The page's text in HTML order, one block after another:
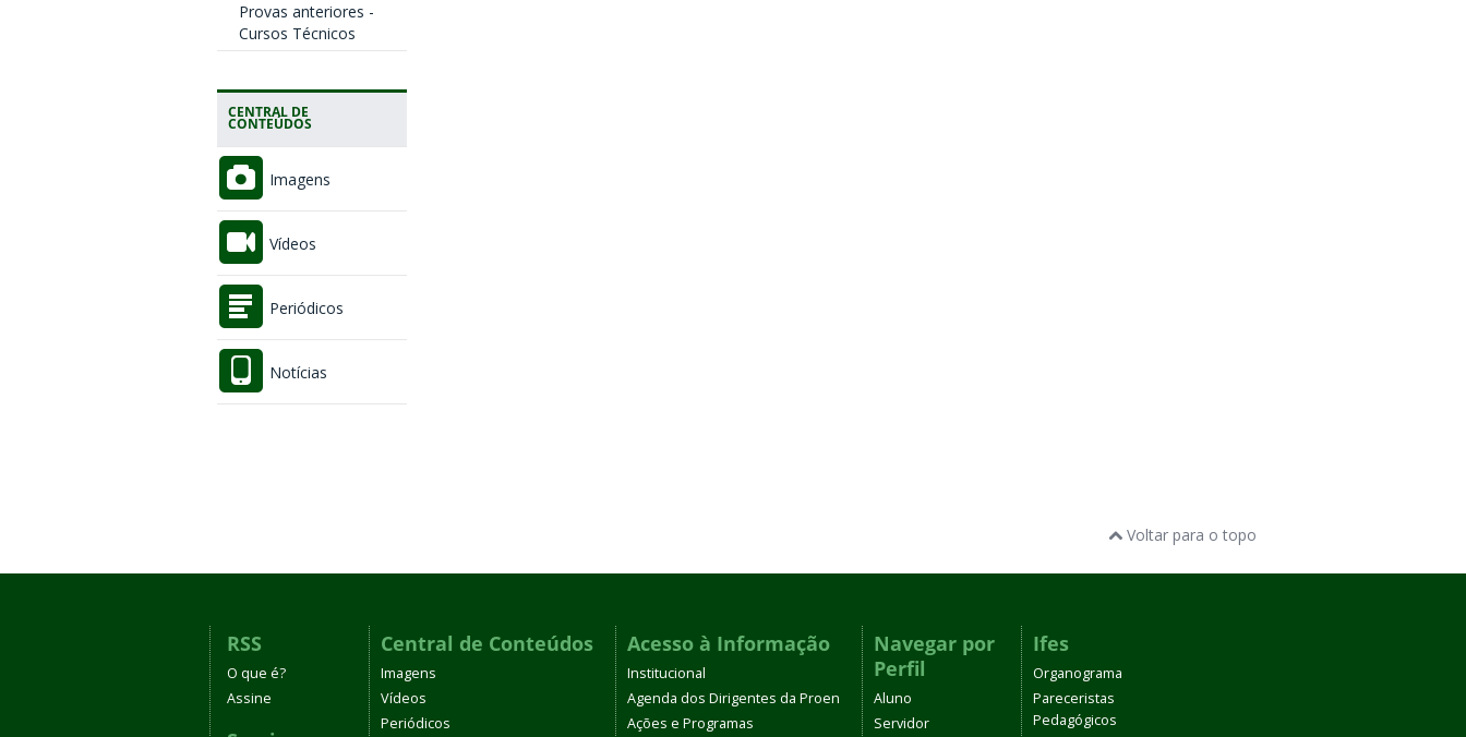
Provas anteriores -
Cursos Técnicos
CENTRAL DE
CONTEÚDOS
Imagens
Vídeos
Periódicos
Notícias
Voltar para o topo
RSS
O que é?
Assine
Central de Conteúdos
Imagens
Vídeos
Periódicos
Acesso à Informação
Institucional
Agenda dos Dirigentes da Proen
Ações e Programas
Navegar por
Perfil
Aluno
Servidor
Ifes
Organograma
Pareceristas
Pedagógicos